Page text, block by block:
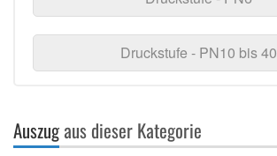
Druckstufe - PN10 bis 40
Auszugaus dieser Kategorie